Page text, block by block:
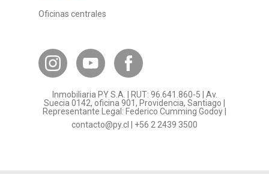
Bases Legales
¿Por qué invertir en PY?
Preguntas frecuentes
Formulario Referidos PY
Términos y Condiciones
Oficinas centrales
Inmobiliaria PY S.A. | RUT: 96.641.860-5 | Av.
Suecia 0142, oficina 901, Providencia, Santiago |
Representante Legal: Federico Cumming Godoy |
contacto@py.cl
+56 2 2439 3500